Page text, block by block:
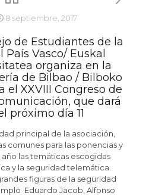
8 septiembre, 2017
de Estudiantes de la
Vasco/ Euskal
organiza en la
de Bilbao / Bilboko
el XXVIII Congreso de
que dará
próximo día 11
principal de la asociación,
comunes para las ponencias y
año las temáticas escogidas
y la seguridad telemática.
figuras de la seguridad
Eduardo Jacob, Alfonso